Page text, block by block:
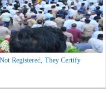
Registered, They Certify